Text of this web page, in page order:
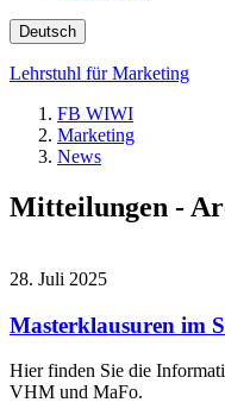
Deutsch
Lehrstuhl für Marketing
FB WIWI
Marketing
News
Mitteilungen -
28. Juli 2025
Masterklausuren im
Hier finden Sie die
VHM und MaFo.